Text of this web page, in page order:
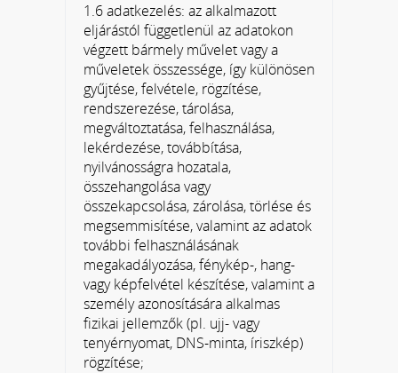
1.6 adatkezelés: az alkalmazott
eljárástól függetlenül az adatokon
végzett bármely művelet vagy a
műveletek összessége, így különösen
gyűjtése, felvétele, rögzítése,
rendszerezése, tárolása,
megváltoztatása, felhasználása,
lekérdezése, továbbítása,
nyilvánosságra hozatala,
összehangolása vagy
összekapcsolása, zárolása, törlése és
megsemmisítése, valamint az adatok
további felhasználásának
megakadályozása, fénykép-, hang-
vagy képfelvétel készítése, valamint a
személy azonosítására alkalmas
fizikai jellemzők (pl. ujj- vagy
tenyérnyomat, DNS-minta, íriszkép)
rögzítése;